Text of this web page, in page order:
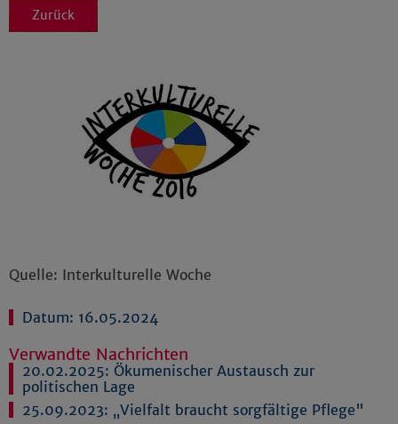
Zurück
Quelle: Interkulturelle Woche
Datum: 16.05.2024
Verwandte Nachrichten
20.02.2025: Ökumenischer Austausch zur
politischen Lage
25.09.2023: „Vielfalt braucht sorgfältige Pflege"